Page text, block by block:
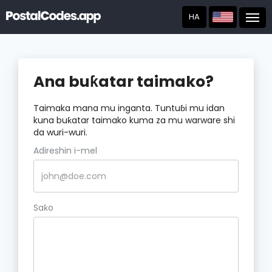
HA
Ana buƙatar taimako?
Taimaka mana mu inganta. Tuntuɓi mu idan
kuna buƙatar taimako kuma za mu warware shi
da wuri-wuri.
Adireshin i-mel
Saƙo